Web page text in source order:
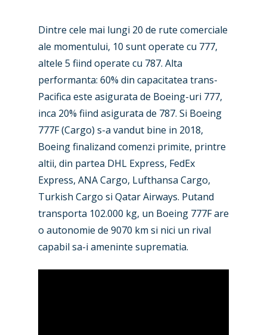
Dintre cele mai lungi 20 de rute comerciale
ale momentului, 10 sunt operate cu 777,
altele 5 fiind operate cu 787. Alta
performanta: 60% din capacitatea trans-
Pacifica este asigurata de Boeing-uri 777,
inca 20% fiind asigurata de 787. Si Boeing
777F (Cargo) s-a vandut bine in 2018,
Boeing finalizand comenzi primite, printre
altii, din partea DHL Express, FedEx
Express, ANA Cargo, Lufthansa Cargo,
Turkish Cargo si Qatar Airways. Putand
transporta 102.000 kg, un Boeing 777F are
o autonomie de 9070 km si nici un rival
capabil sa-i ameninte suprematia.